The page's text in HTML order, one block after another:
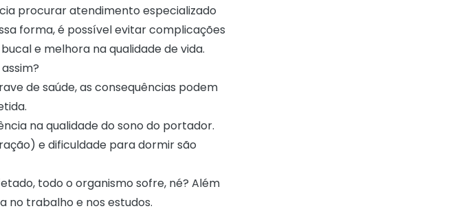
procurar atendimento especializado
forma, é possível evitar complicações
e melhora na qualidade de vida.
de saúde, as consequências podem
na qualidade do sono do portador.
e dificuldade para dormir são
todo o organismo sofre, né? Além
no trabalho e nos estudos.